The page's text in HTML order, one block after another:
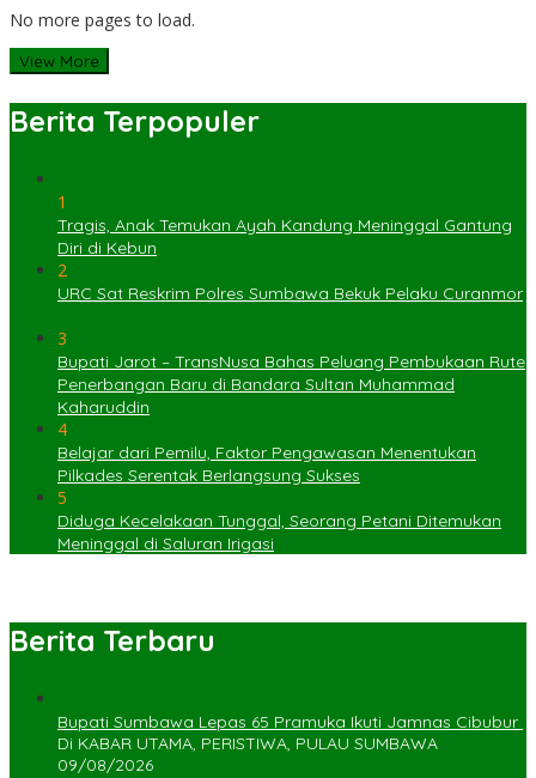
No more pages to load.
View More
Berita Terpopuler
1
Tragis, Anak Temukan Ayah Kandung Meninggal Gantung
Diri di Kebun
2
URC Sat Reskrim Polres Sumbawa Bekuk Pelaku Curanmor
3
Bupati Jarot – TransNusa Bahas Peluang Pembukaan Rute
Penerbangan Baru di Bandara Sultan Muhammad
Kaharuddin
4
Belajar dari Pemilu, Faktor Pengawasan Menentukan
Pilkades Serentak Berlangsung Sukses
5
Diduga Kecelakaan Tunggal, Seorang Petani Ditemukan
Meninggal di Saluran Irigasi
Berita Terbaru
Bupati Sumbawa Lepas 65 Pramuka Ikuti Jamnas Cibubur ‎
Di KABAR UTAMA, PERISTIWA, PULAU SUMBAWA
09/08/2026